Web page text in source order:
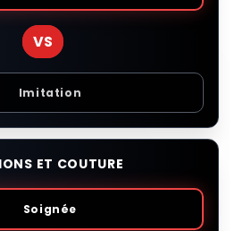
VS
Imitation
ET COUTURE
Soignée